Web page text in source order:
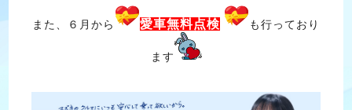
また、６月から 愛車無料点検 も行っており
ます